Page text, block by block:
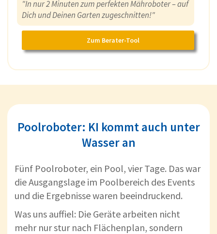
"In nur 2 Minuten zum perfekten Mähroboter – auf
Dich und Deinen Garten zugeschnitten!"
Zum Berater-Tool
Poolroboter: KI kommt auch unter
Wasser an
Fünf Poolroboter, ein Pool, vier Tage. Das war
die Ausgangslage im Poolbereich des Events
und die Ergebnisse waren beeindruckend.
Was uns auffiel: Die Geräte arbeiten nicht
mehr nur stur nach Flächenplan, sondern